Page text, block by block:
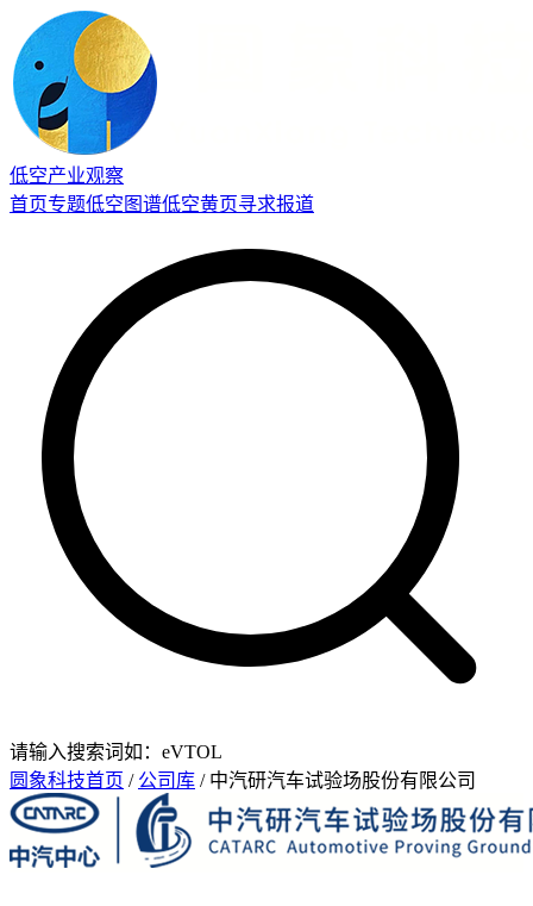
低空产业观察
首页专题低空图谱低空黄页寻求报道
请输入搜索词如：eVTOL
圆象科技首页 / 公司库 / 中汽研汽车试验场股份有限公司